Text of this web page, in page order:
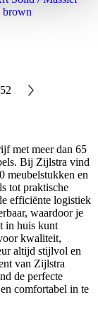
brown
52
met meer dan 65
Bij Zijlstra vind
meubelstukken en
tot praktische
efficiënte logistiek
waardoor je
in huis kunt
kwaliteit,
altijd stijlvol en
van Zijlstra
de perfecte
comfortabel in te